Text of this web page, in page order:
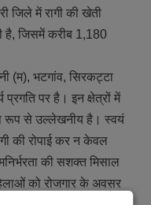
जिले में रागी की खेती
है, जिसमें करीब 1,180
(म), भटगांव, सिरकट्टा
प्रगति पर है। इन क्षेत्रों में
रूप से उल्लेखनीय है। स्वयं
की रोपाई कर न केवल
की सशक्त मिसाल
को रोजगार के अवसर